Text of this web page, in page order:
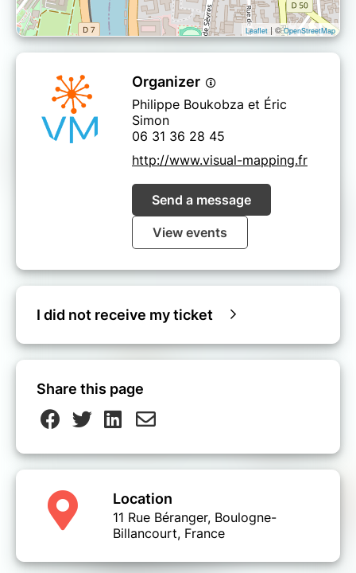
Leaflet | ©OpenStreetMap
Organizer
Philippe Boukobza et Éric
Simon
06 31 36 28 45
http://www.visual-mapping.fr
Send a message
View events
I did not receive my ticket
Share this page
Location
11 Rue Béranger, Boulogne-
Billancourt, France